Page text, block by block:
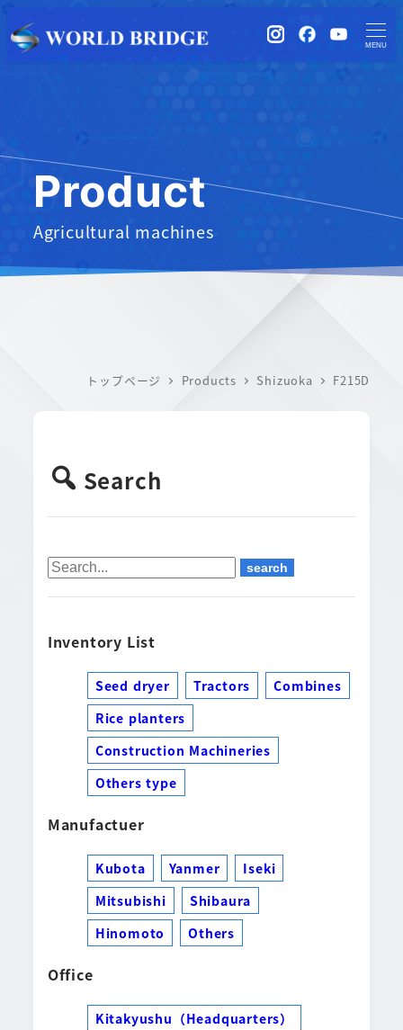
instagramFacebook
MENU
Product
Agricultural machines
トップページ Products Shizuoka F215D
Search
Inventory List
Seed dryer Tractors
Combines
Rice planters
Construction Machineries
Others type
Manufactuer
Kubota Yanmer
Iseki
Mitsubishi
Shibaura
Hinomoto
Others
Office
Kitakyushu（Headquarters）